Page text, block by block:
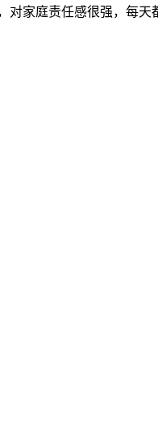
家庭责任感很强，每